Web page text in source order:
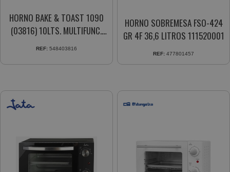
HORNO BAKE & TOAST 1090
(03816) 10LTS. MULTIFUNC.
PUERTA DOBLE CRISTAL
REF: 548403816
HORNO SOBREMESA FSO-424
GR 4F 36,6 LITROS 111520001
REF: 477801457